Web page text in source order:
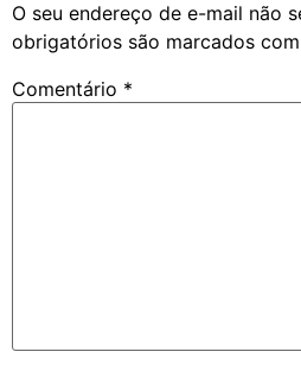
O seu endereço de e-mail não
obrigatórios são marcados com
Comentário *